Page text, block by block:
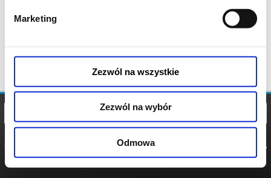
Marketing
Zezwól na wszystkie
Zezwól na wybór
Odmowa
POLITYKA
POLITYKA